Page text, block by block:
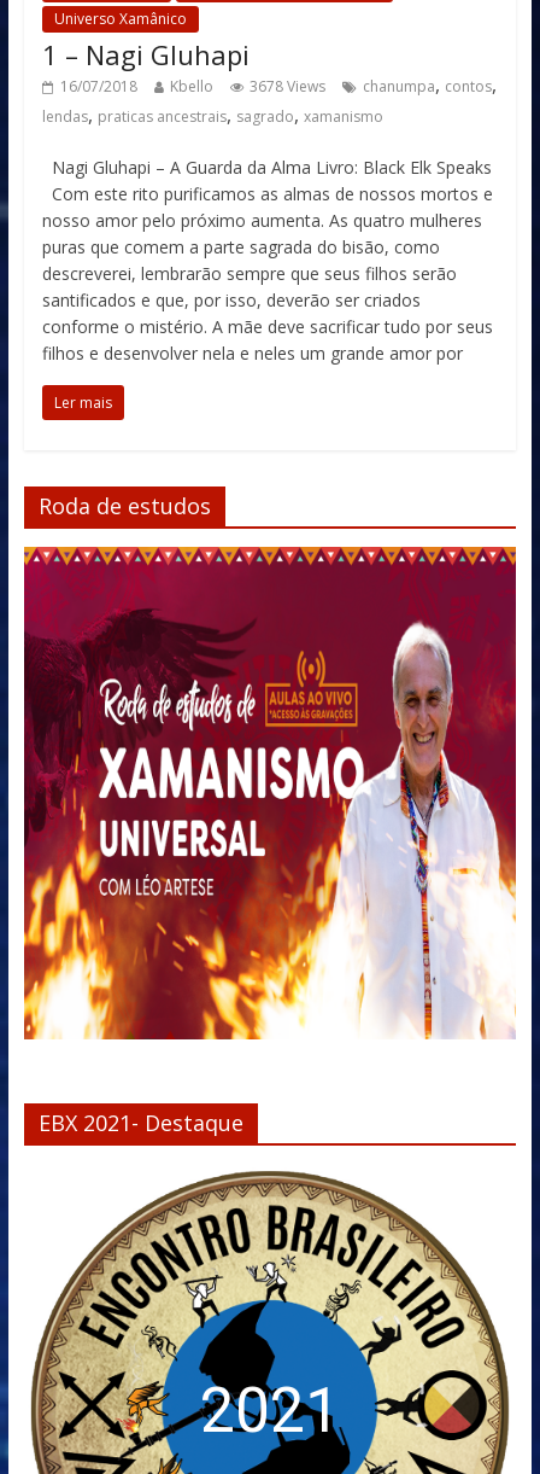
Universo Xamânico
1 – Nagi Gluhapi
16/07/2018 Kbello 3678 Views chanumpa, contos,
lendas, praticas ancestrais, sagrado, xamanismo
Nagi Gluhapi – A Guarda da Alma Livro: Black Elk Speaks
Com este rito purificamos as almas de nossos mortos e
nosso amor pelo próximo aumenta. As quatro mulheres
puras que comem a parte sagrada do bisão, como
descreverei, lembrarão sempre que seus filhos serão
santificados e que, por isso, deverão ser criados
conforme o mistério. A mãe deve sacrificar tudo por seus
filhos e desenvolver nela e neles um grande amor por
Ler mais
Roda de estudos
EBX 2021- Destaque
2021